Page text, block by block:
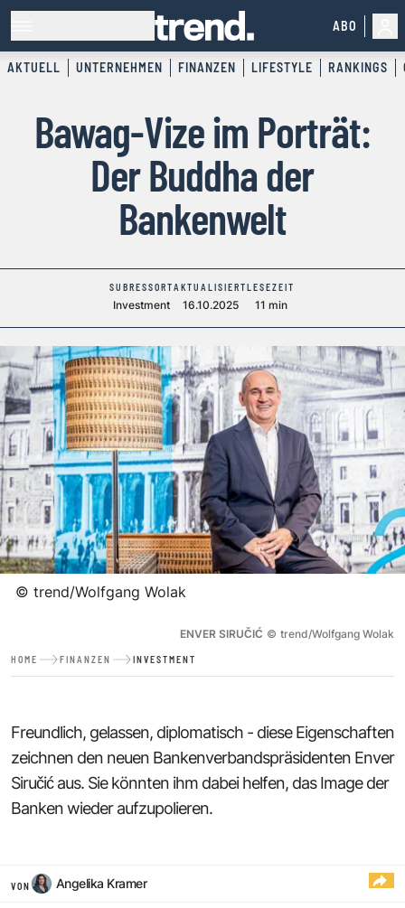
ABO
AKTUELL UNTERNEHMEN FINANZEN LIFESTYLE RANKINGS
Bawag-Vize im Porträt:
Der Buddha der
Bankenwelt
SUBRESSORT
Investment
AKTUALISIERT
16.10.2025
LESEZEIT
11 min
© trend/Wolfgang Wolak
ENVER SIRUČIĆ © trend/Wolfgang Wolak
HOME FINANZEN INVESTMENT
Freundlich, gelassen, diplomatisch - diese Eigenschaften
zeichnen den neuen Bankenverbandspräsidenten Enver
Siručić aus. Sie könnten ihm dabei helfen, das Image der
Banken wieder aufzupolieren.
VON Angelika Kramer